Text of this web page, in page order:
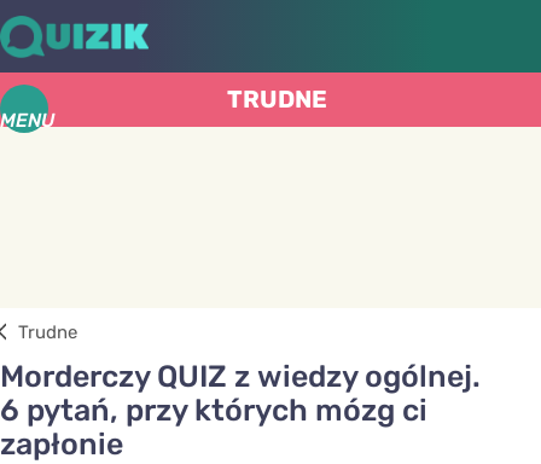
MENU
TRUDNE
Trudne
Morderczy QUIZ z wiedzy ogólnej.
6 pytań, przy których mózg ci
zapłonie